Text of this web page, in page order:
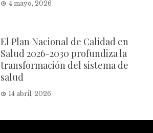
4 mayo, 2026
El Plan Nacional de Calidad en
Salud 2026-2030 profundiza la
transformación del sistema de
salud
14 abril, 2026